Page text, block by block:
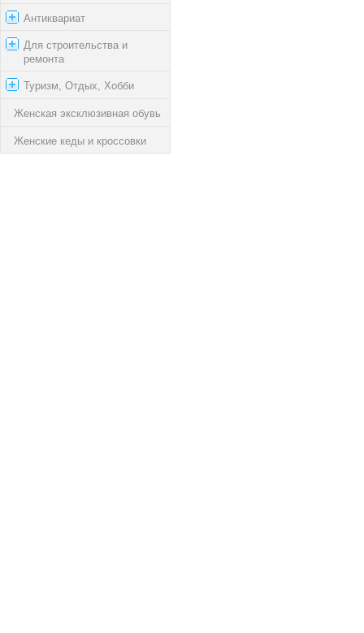
Антиквариат
Для строительства и
ремонта
Туризм, Отдых, Хобби
Женская эксклюзивная обувь
Женские кеды и кроссовки